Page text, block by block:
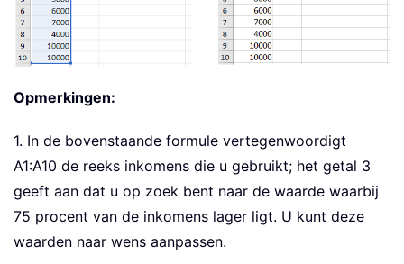
Opmerkingen:
1. In de bovenstaande formule vertegenwoordigt
A1:A10 de reeks inkomens die u gebruikt; het getal 3
geeft aan dat u op zoek bent naar de waarde waarbij
75 procent van de inkomens lager ligt. U kunt deze
waarden naar wens aanpassen.